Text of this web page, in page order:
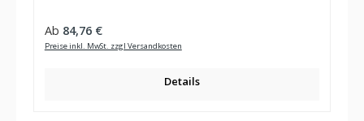
Regulärer Preis:
Ab 84,76 €
Preise inkl. MwSt. zzgl Versandkosten
Details